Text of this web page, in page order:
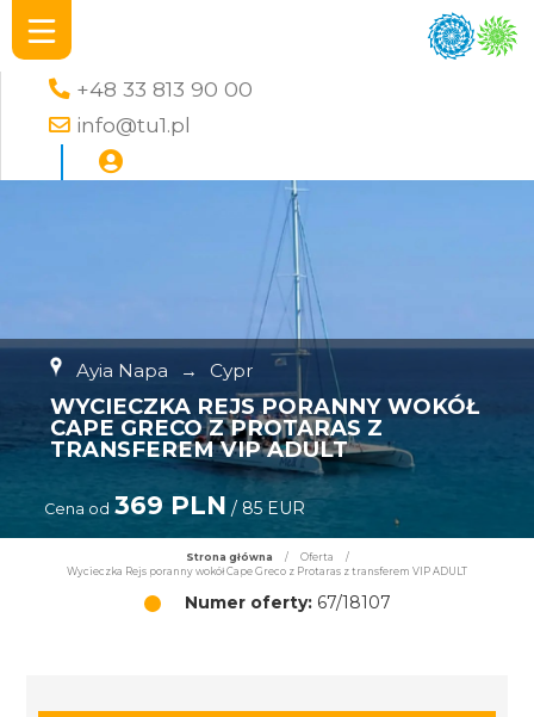
+48 33 813 90 00
info@tu1.pl
Ayia Napa → Cypr
WYCIECZKA REJS PORANNY WOKÓŁ
CAPE GRECO Z PROTARAS Z
TRANSFEREM VIP ADULT
Cena od 369 PLN / 85 EUR
Strona główna / Oferta
/
Wycieczka Rejs poranny wokół Cape Greco z Protaras z transferem VIP ADULT
Numer oferty:67/18107